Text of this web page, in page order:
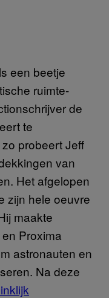
een beetje
ruimte-
de
te
probeert Jeff
van
Het afgelopen
zijn hele oeuvre
maakte
Proxima
astronauten en
Na deze